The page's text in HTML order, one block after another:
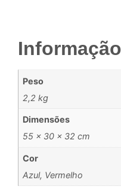
Peso
2,2 kg
Dimensões
55 × 30 × 32 cm
Cor
Azul, Vermelho